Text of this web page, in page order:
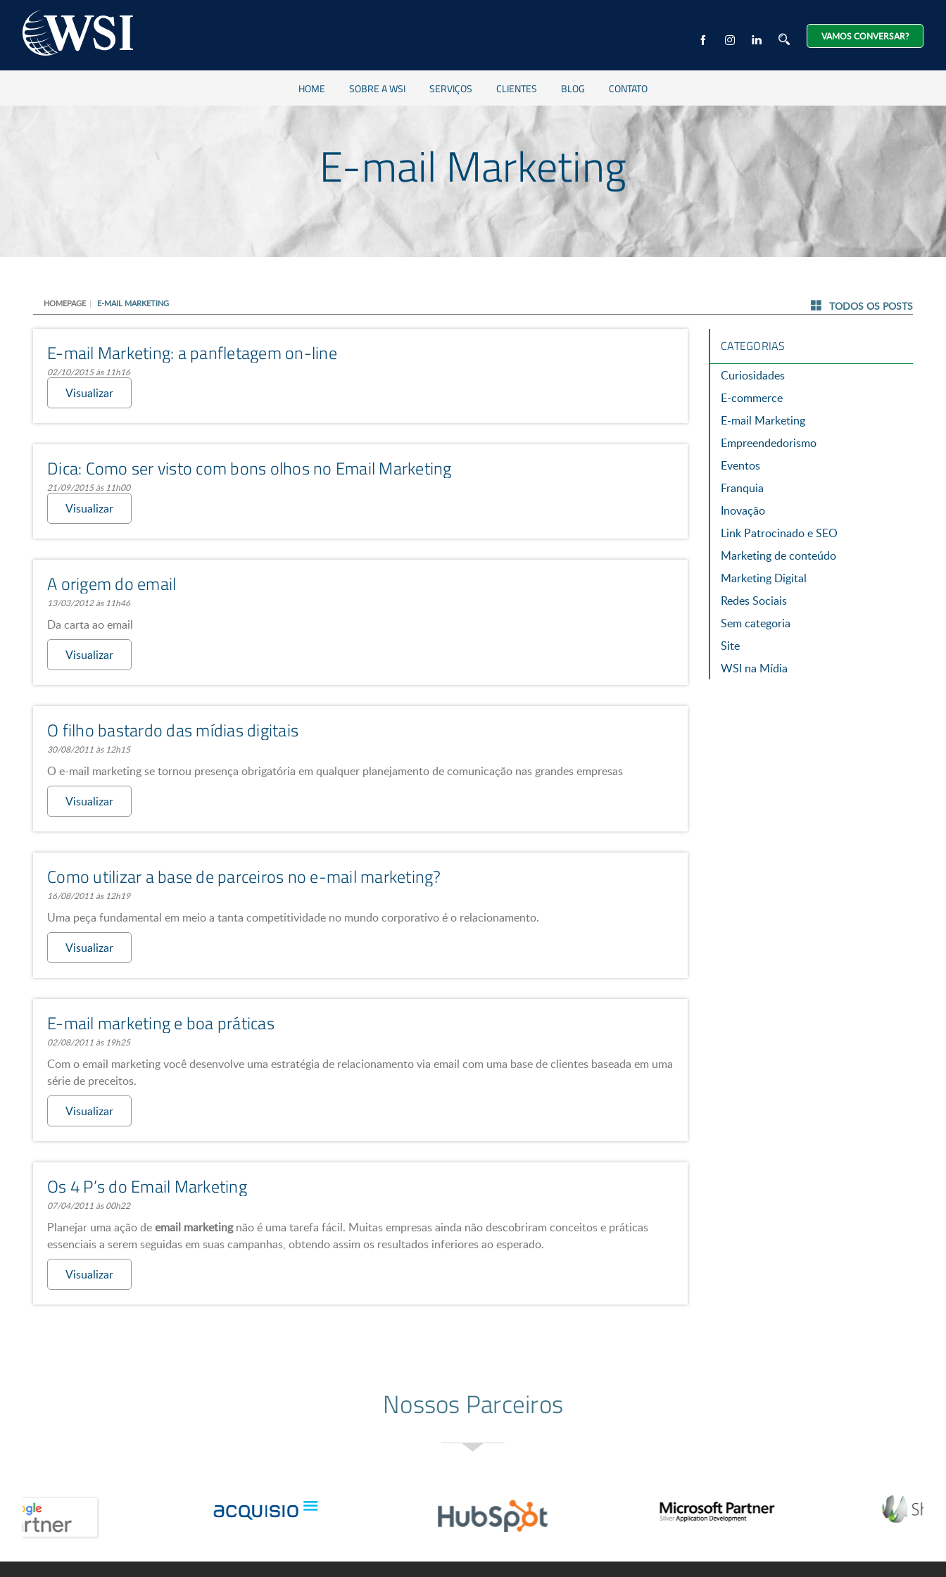
VAMOS CONVERSAR?
HOME SOBRE A WSI SERVIÇOS CLIENTES BLOG CONTATO
E-mail Marketing
HOMEPAGE E-MAIL MARKETING TODOS OS POSTS
E-mail Marketing: a panfletagem on-line
02/10/2015 às 11h16
Visualizar
Dica: Como ser visto com bons olhos no Email Marketing
21/09/2015 às 11h00
Visualizar
A origem do email
13/03/2012 às 11h46
Da carta ao email
Visualizar
O filho bastardo das mídias digitais
30/08/2011 às 12h15
O e-mail marketing se tornou presença obrigatória em qualquer planejamento de comunicação nas grandes empresas
Visualizar
Como utilizar a base de parceiros no e-mail marketing?
16/08/2011 às 12h19
Uma peça fundamental em meio a tanta competitividade no mundo corporativo é o relacionamento.
Visualizar
E-mail marketing e boa práticas
02/08/2011 às 19h25
Com o email marketing você desenvolve uma estratégia de relacionamento via email com uma base de clientes baseada em uma
série de preceitos.
Visualizar
Os 4 P’s do Email Marketing
07/04/2011 às 00h22
Planejar uma ação deemail marketingnão é uma tarefa fácil. Muitas empresas ainda não descobriram conceitos e práticas
essenciais a serem seguidas em suas campanhas, obtendo assim os resultados inferiores ao esperado.
Visualizar
CATEGORIAS
Curiosidades
E-commerce
E-mail Marketing
Empreendedorismo
Eventos
Franquia
Inovação
Link Patrocinado e SEO
Marketing de conteúdo
Marketing Digital
Redes Sociais
Sem categoria
Site
WSI na Mídia
Nossos Parceiros